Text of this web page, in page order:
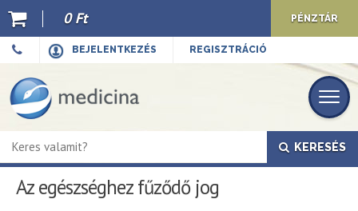
BEJELENTKEZÉS REGISZTRÁCIÓ
0 Ft PÉNZTÁR
KERESÉS
Az egészséghez fűződő jog
Ajánló
Kiadványaink
E-book
Újdonságok
Akciók